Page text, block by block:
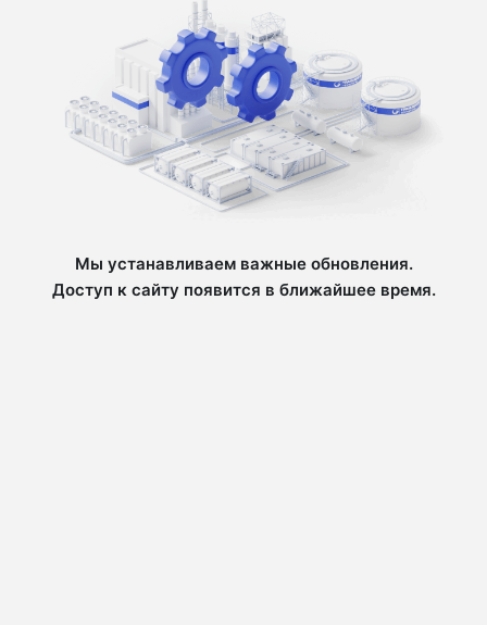
Мы устанавливаем важные обновления.
Доступ к сайту появится в ближайшее время.